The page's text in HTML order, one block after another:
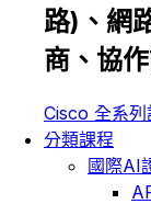
路)、網
商、協
Cisco 全系列
分類課程
國際AI